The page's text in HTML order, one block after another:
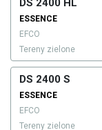
DS 2400 HL
ESSENCE
EFCO
Tereny zielone
DS 2400 S
ESSENCE
EFCO
Tereny zielone